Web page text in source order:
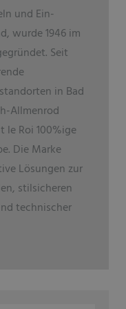
und Ein­
wurde 1946 im
Seit
in Bad
Allmenrod
le Roi 100%ige
Die Marke
Lösungen zur
stilsicheren
technischer